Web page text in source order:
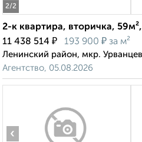
2/2
2-к квартира, вторичка,
11 438 514 ₽ 193 900 ₽ за м²
Ленинский район, мкр.
Агентство, 05.08.2026
‹